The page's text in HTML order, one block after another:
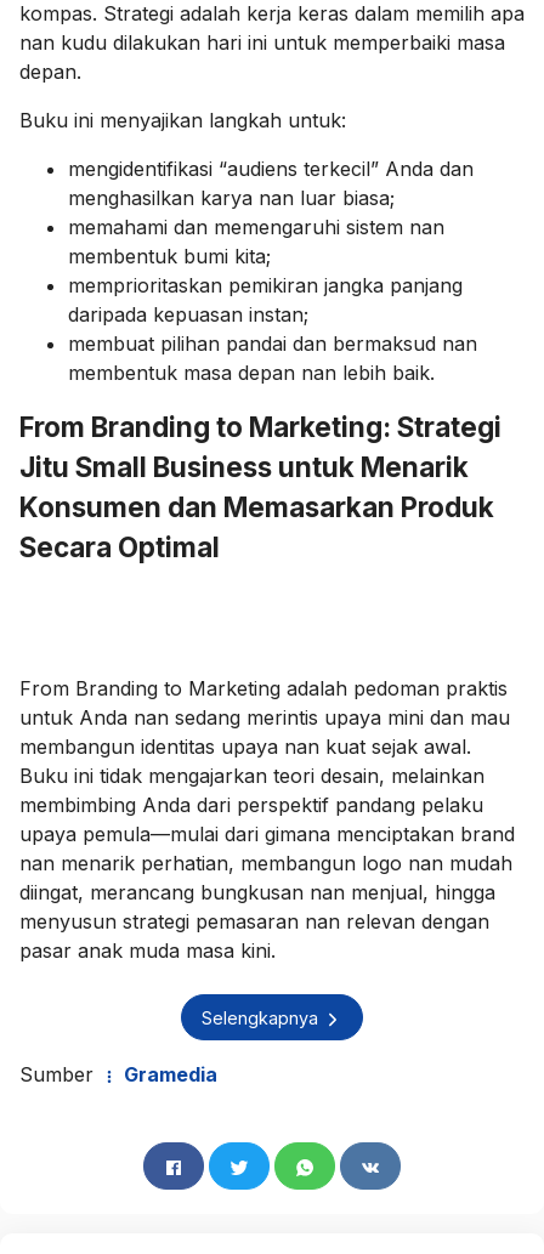
kompas. Strategi adalah kerja keras dalam memilih apa
nan kudu dilakukan hari ini untuk memperbaiki masa
depan.
Buku ini menyajikan langkah untuk:
mengidentifikasi “audiens terkecil” Anda dan
menghasilkan karya nan luar biasa;
memahami dan memengaruhi sistem nan
membentuk bumi kita;
memprioritaskan pemikiran jangka panjang
daripada kepuasan instan;
membuat pilihan pandai dan bermaksud nan
membentuk masa depan nan lebih baik.
From Branding to Marketing: Strategi
Jitu Small Business untuk Menarik
Konsumen dan Memasarkan Produk
Secara Optimal
From Branding to Marketing adalah pedoman praktis
untuk Anda nan sedang merintis upaya mini dan mau
membangun identitas upaya nan kuat sejak awal.
Buku ini tidak mengajarkan teori desain, melainkan
membimbing Anda dari perspektif pandang pelaku
upaya pemula—mulai dari gimana menciptakan brand
nan menarik perhatian, membangun logo nan mudah
diingat, merancang bungkusan nan menjual, hingga
menyusun strategi pemasaran nan relevan dengan
pasar anak muda masa kini.
Selengkapnya
Sumber Gramedia